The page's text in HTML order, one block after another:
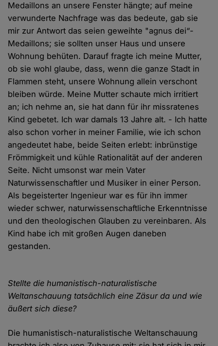
Medaillons an unsere Fenster hängte; auf meine
verwunderte Nachfrage was das bedeute, gab sie
mir zur Antwort das seien geweihte "agnus dei“-
Medaillons; sie sollten unser Haus und unsere
Wohnung behüten. Darauf fragte ich meine Mutter,
ob sie wohl glaube, dass, wenn die ganze Stadt in
Flammen steht, unsere Wohnung allein verschont
bleiben würde. Meine Mutter schaute mich irritiert
an; ich nehme an, sie hat dann für ihr missratenes
Kind gebetet. Ich war damals 13 Jahre alt. - Ich hatte
also schon vorher in meiner Familie, wie ich schon
angedeutet habe, beide Seiten erlebt: inbrünstige
Frömmigkeit und kühle Rationalität auf der anderen
Seite. Nicht umsonst war mein Vater
Naturwissenschaftler und Musiker in einer Person.
Als begeisterter Ingenieur war es für ihn immer
wieder schwer, naturwissenschaftliche Erkenntnisse
und den theologischen Glauben zu vereinbaren. Als
Kind habe ich mit großen Augen daneben
gestanden.
Stellte die humanistisch-naturalistische
Weltanschauung tatsächlich eine Zäsur da und wie
äußert sich diese?
Die humanistisch-naturalistische Weltanschauung